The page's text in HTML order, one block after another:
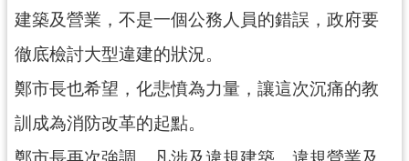
市
政
府
入
口
網
建築及營業，不是一個公務人員的錯誤，政府要
徹底檢討大型違建的狀況。
鄭市長也希望，化悲憤為力量，讓這次沉痛的教
訓成為消防改革的起點。